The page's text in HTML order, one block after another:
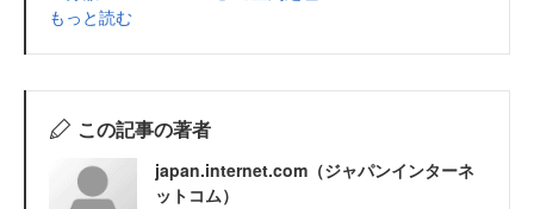
もっと読む
この記事の著者
japan.internet.com（ジャパンインターネ
ットコム）